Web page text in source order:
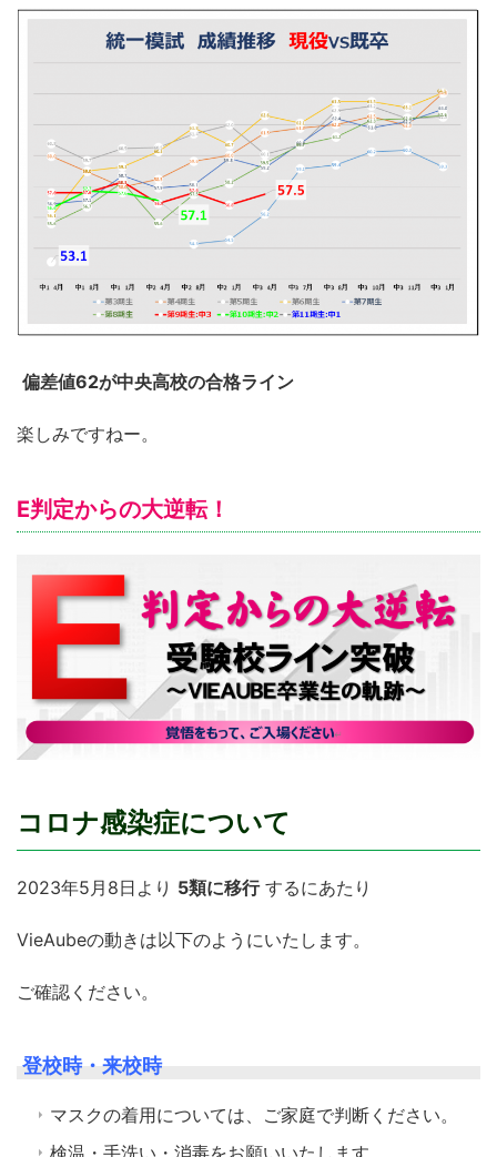
偏差値62が中央高校の合格ライン
楽しみですねー。
E判定からの大逆転！
コロナ感染症について
2023年5月8日より 5類に移行 するにあたり
VieAubeの動きは以下のようにいたします。
ご確認ください。
登校時・来校時
マスクの着用については、ご家庭で判断ください。